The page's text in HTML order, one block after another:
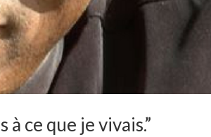
ce que je vivais.”